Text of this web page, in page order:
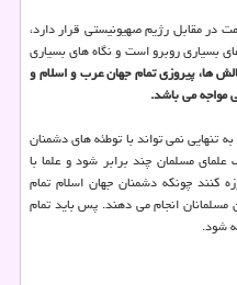
در مقابل رژیم صهیونیستی قرار دارد،
بسیاری روبرو است و نگاه های بسیاری
ها، پیروزی تمام جهان عرب و اسلام و
مواجه می باشد.
تنهایی نمی تواند با توطئه های دشمنان
مسلمان چند برابر شود و علما با
کنند چونکه دشمنان جهان اسلام تمام
مسلمانان انجام می دهند. پس باید تمام
شود.